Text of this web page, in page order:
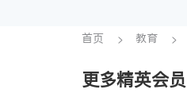
首页 教育
更多精英会员